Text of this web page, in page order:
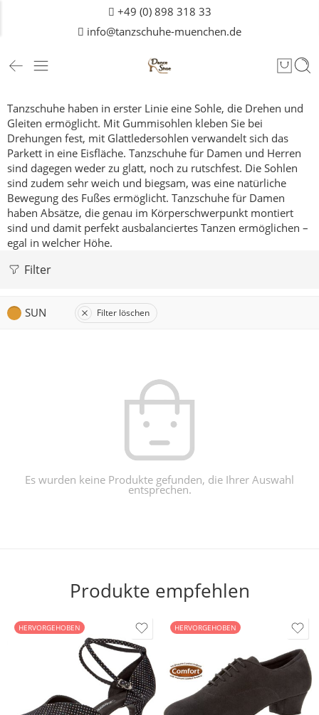
+49 (0) 898 318 33
info@tanzschuhe-muenchen.de
Tanzschuhe haben in erster Linie eine Sohle, die Drehen und
Gleiten ermöglicht. Mit Gummisohlen kleben Sie bei
Drehungen fest, mit Glattledersohlen verwandelt sich das
Parkett in eine Eisfläche. Tanzschuhe für Damen und Herren
sind dagegen weder zu glatt, noch zu rutschfest. Die Sohlen
sind zudem sehr weich und biegsam, was eine natürliche
Bewegung des Fußes ermöglicht. Tanzschuhe für Damen
haben Absätze, die genau im Körperschwerpunkt montiert
sind und damit perfekt ausbalanciertes Tanzen ermöglichen –
egal in welcher Höhe.
Filter
SUN Filter löschen
Es wurden keine Produkte gefunden, die Ihrer Auswahl
entsprechen.
Produkte empfehlen
HERVORGEHOBEN HERVORGEHOBEN